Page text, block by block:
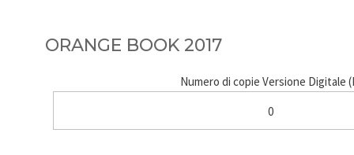
ORANGE BOOK 2017
Numero di copie Versione Digitale
0